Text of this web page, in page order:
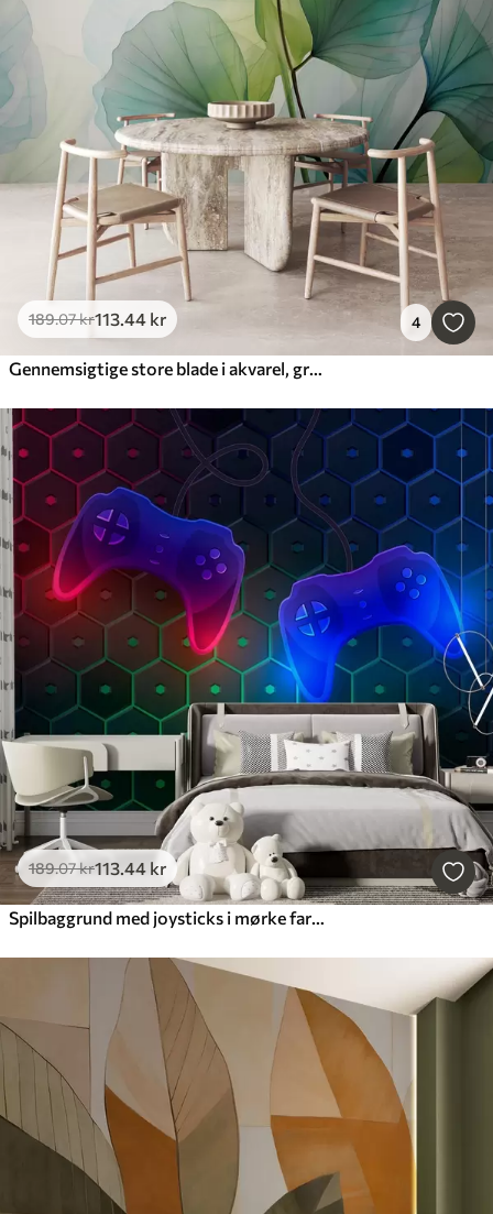
189.07kr113.44 kr 4
Gennemsigtige store blade i akvarel, grøn, blå farve
189.07kr113.44 kr
Spilbaggrund med joysticks i mørke farver